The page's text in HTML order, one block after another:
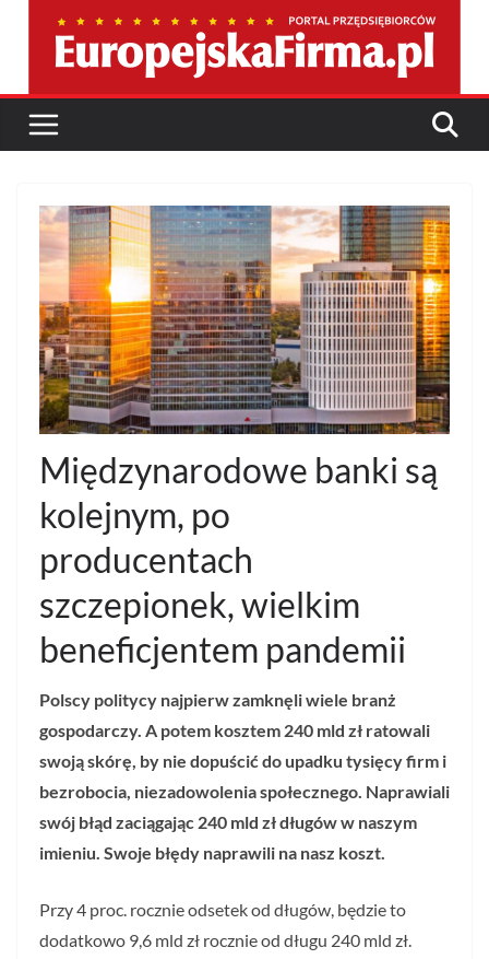
Międzynarodowe banki są
kolejnym, po
producentach
szczepionek, wielkim
beneficjentem pandemii
Polscy politycy najpierw zamknęli wiele branż
gospodarczy. A potem kosztem 240 mld zł ratowali
swoją skórę, by nie dopuścić do upadku tysięcy firm i
bezrobocia, niezadowolenia społecznego. Naprawiali
swój błąd zaciągając 240 mld zł długów w naszym
imieniu. Swoje błędy naprawili na nasz koszt.
Przy 4 proc. rocznie odsetek od długów, będzie to
dodatkowo 9,6 mld zł rocznie od długu 240 mld zł.